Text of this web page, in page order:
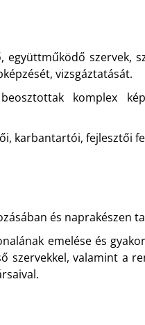
együttműködő szervek,
vizsgáztatását.
komplex
karbantartói, fejlesztői
és naprakészen
emelése és
szervekkel, valamint a